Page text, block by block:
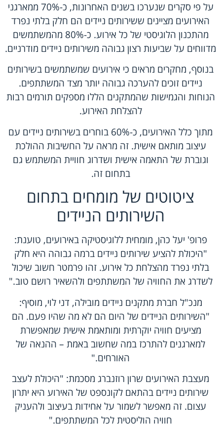
על פי סקרים שנערכו בשנים האחרונות, כ-70% ממארגני
האירועים מציינים ששירותים ניידים הם חלק בלתי נפרד
מהתכנון הלוגיסטי של כל אירוע. כ-80% מהמשתמשים
מדווחים על שביעות רצון גבוהה משירותים ניידים מודרניים.
בנוסף, מחקרים מראים כי אירועים שמשתמשים בשירותים
ניידים זוכים להערכה גבוהה יותר מצד המשתתפים.
הנוחות והגמישות שהמתקנים הללו מספקים תורמים רבות
להצלחת האירוע.
מתוך כלל האירועים, כ-60% בוחרים בשירותים ניידים עם
עיצוב מותאם אישית. זה מראה על החשיבות ההולכת
וגוברת של התאמה אישית ושדרוג חוויית המשתמש גם
בתחום זה.
ציטוטים של מומחים בתחום
השירותים הניידים
פרופ' יעל כהן, מומחית ללוגיסטיקה באירועים, טוענת:
"היכולת להציע שירותים ניידים ברמה גבוהה היא חלק
בלתי נפרד מהצלחת כל אירוע. זהו פרמטר חשוב שיכול
לשדרג את החוויה של המשתתפים ולהשאיר רושם טוב."
מנכ"ל חברת מתקנים ניידים מובילה, דני לוי, מוסיף:
"השירותים הניידים של היום הם לא מה שהיו פעם. הם
מציעים חוויה יוקרתית ומותאמת אישית שמאפשרת
למארגנים להתרכז במה שחשוב באמת – ההנאה של
האורחים."
מעצבת האירועים שרון רוזנברג מסכמת: "היכולת לעצב
שירותים ניידים בהתאם לקונספט של האירוע היא יתרון
עצום. זה מאפשר לשמור על אחידות בעיצוב ולהעניק
חוויה הוליסטית לכל המשתתפים."